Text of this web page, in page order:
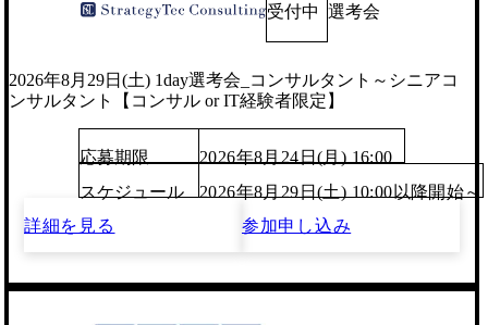
受付中 選考会
2026年8月29日(土) 1day選考会_コンサルタント～シニアコ
ンサルタント【コンサル or IT経験者限定】
応募期限
2026年8月24日(月) 16:00
スケジュール
2026年8月29日(土) 10:00以降開始～
詳細を見る
参加申し込み